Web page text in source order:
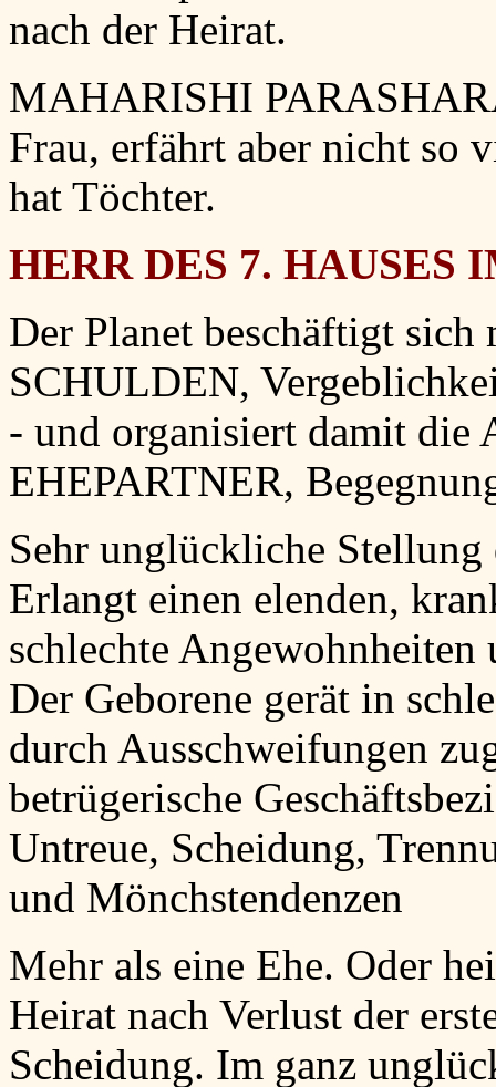
nach der Heirat.
MAHARISHI
Frau, erfährt aber nicht so
hat Töchter.
HERR DES 7. HAUSES
Der Planet beschäftigt sich
SCHULDEN,
- und organisiert damit die
EHEPARTNER,
Sehr unglückliche
Erlangt einen elenden,
schlechte
Der Geborene gerät in
durch Ausschweifungen
betrügerische
Untreue, Scheidung,
und Mönchstendenzen
Mehr als eine Ehe. Oder
Heirat nach Verlust der
Scheidung. Im ganz